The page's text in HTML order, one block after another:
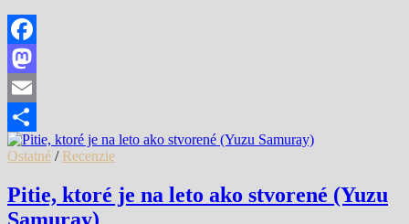
Facebook
Mastodon
Email
Share
Ostatné / Recenzie
Pitie, ktoré je na leto ako stvorené (Yuzu
Samuray)